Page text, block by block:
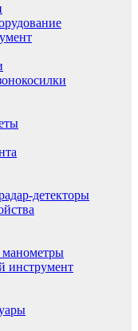
детекторы
инструмент